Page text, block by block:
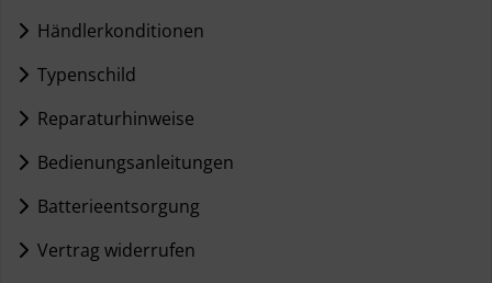
Händlerkonditionen
Typenschild
Reparaturhinweise
Bedienungsanleitungen
Batterieentsorgung
Vertrag widerrufen